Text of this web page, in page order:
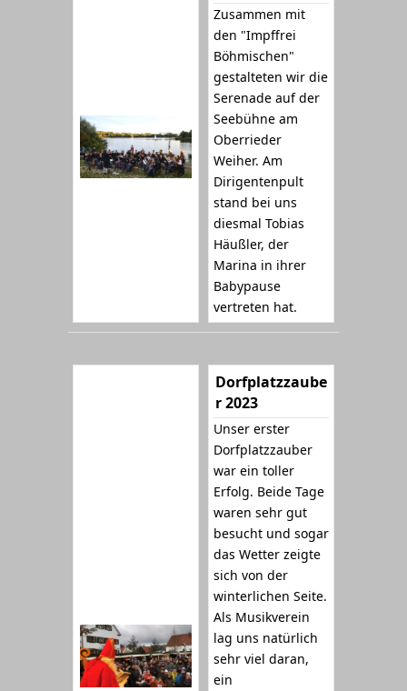
Zusammen mit
den "Impffrei
Böhmischen"
gestalteten wir die
Serenade auf der
Seebühne am
Oberrieder
Weiher. Am
Dirigentenpult
stand bei uns
diesmal Tobias
Häußler, der
Marina in ihrer
Babypause
vertreten hat.
Dorfplatzzaube
r 2023
Unser erster
Dorfplatzzauber
war ein toller
Erfolg. Beide Tage
waren sehr gut
besucht und sogar
das Wetter zeigte
sich von der
winterlichen Seite.
Als Musikverein
lag uns natürlich
sehr viel daran,
ein